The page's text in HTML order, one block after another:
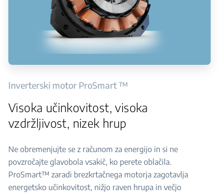
Inverterski motor ProSmart ™
Visoka učinkovitost, visoka
vzdržljivost, nizek hrup
Ne obremenjujte se z računom za energijo in si ne
povzročajte glavobola vsakič, ko perete oblačila.
ProSmart™ zaradi brezkrtačnega motorja zagotavlja
energetsko učinkovitost, nižjo raven hrupa in večjo